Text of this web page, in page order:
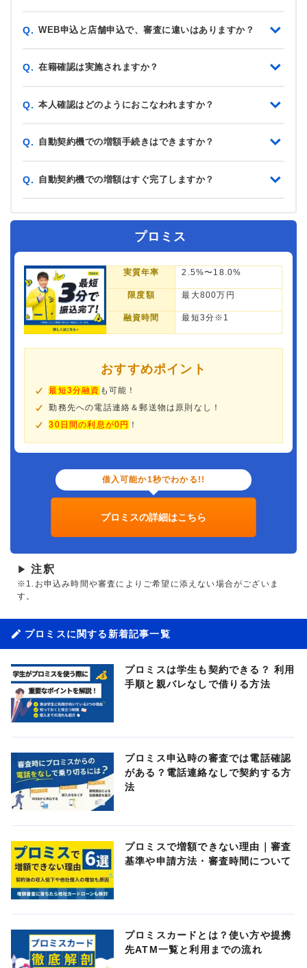
Q. WEB申込と店舗申込で、審査に違いはありますか？
Q. 在籍確認は実施されますか？
Q. 本人確認はどのようにおこなわれますか？
Q. 自動契約機での増額手続きはできますか？
Q. 自動契約機での増額はすぐ完了しますか？
プロミス
実質年率 2.5%〜18.0%
限度額 最大800万円
融資時間 最短3分※1
おすすめポイント
最短3分融資 も可能！
勤務先への電話連絡＆郵送物は原則なし！
30日間の利息が0円 ！
借入可能か1秒でわかる!!
プロミスの詳細はこちら
▶ 注釈
※1.お申込み時間や審査によりご希望に添えない場合がございま
す。
プロミスに関する新着記事一覧
プロミスは学生も契約できる？ 利用
手順と親バレなしで借りる方法
プロミス申込時の審査では電話確認
がある？電話連絡なしで契約する方
法
プロミスで増額できない理由｜審査
基準や申請方法・審査時間について
プロミスカードとは？使い方や提携
先ATM一覧と利用までの流れ